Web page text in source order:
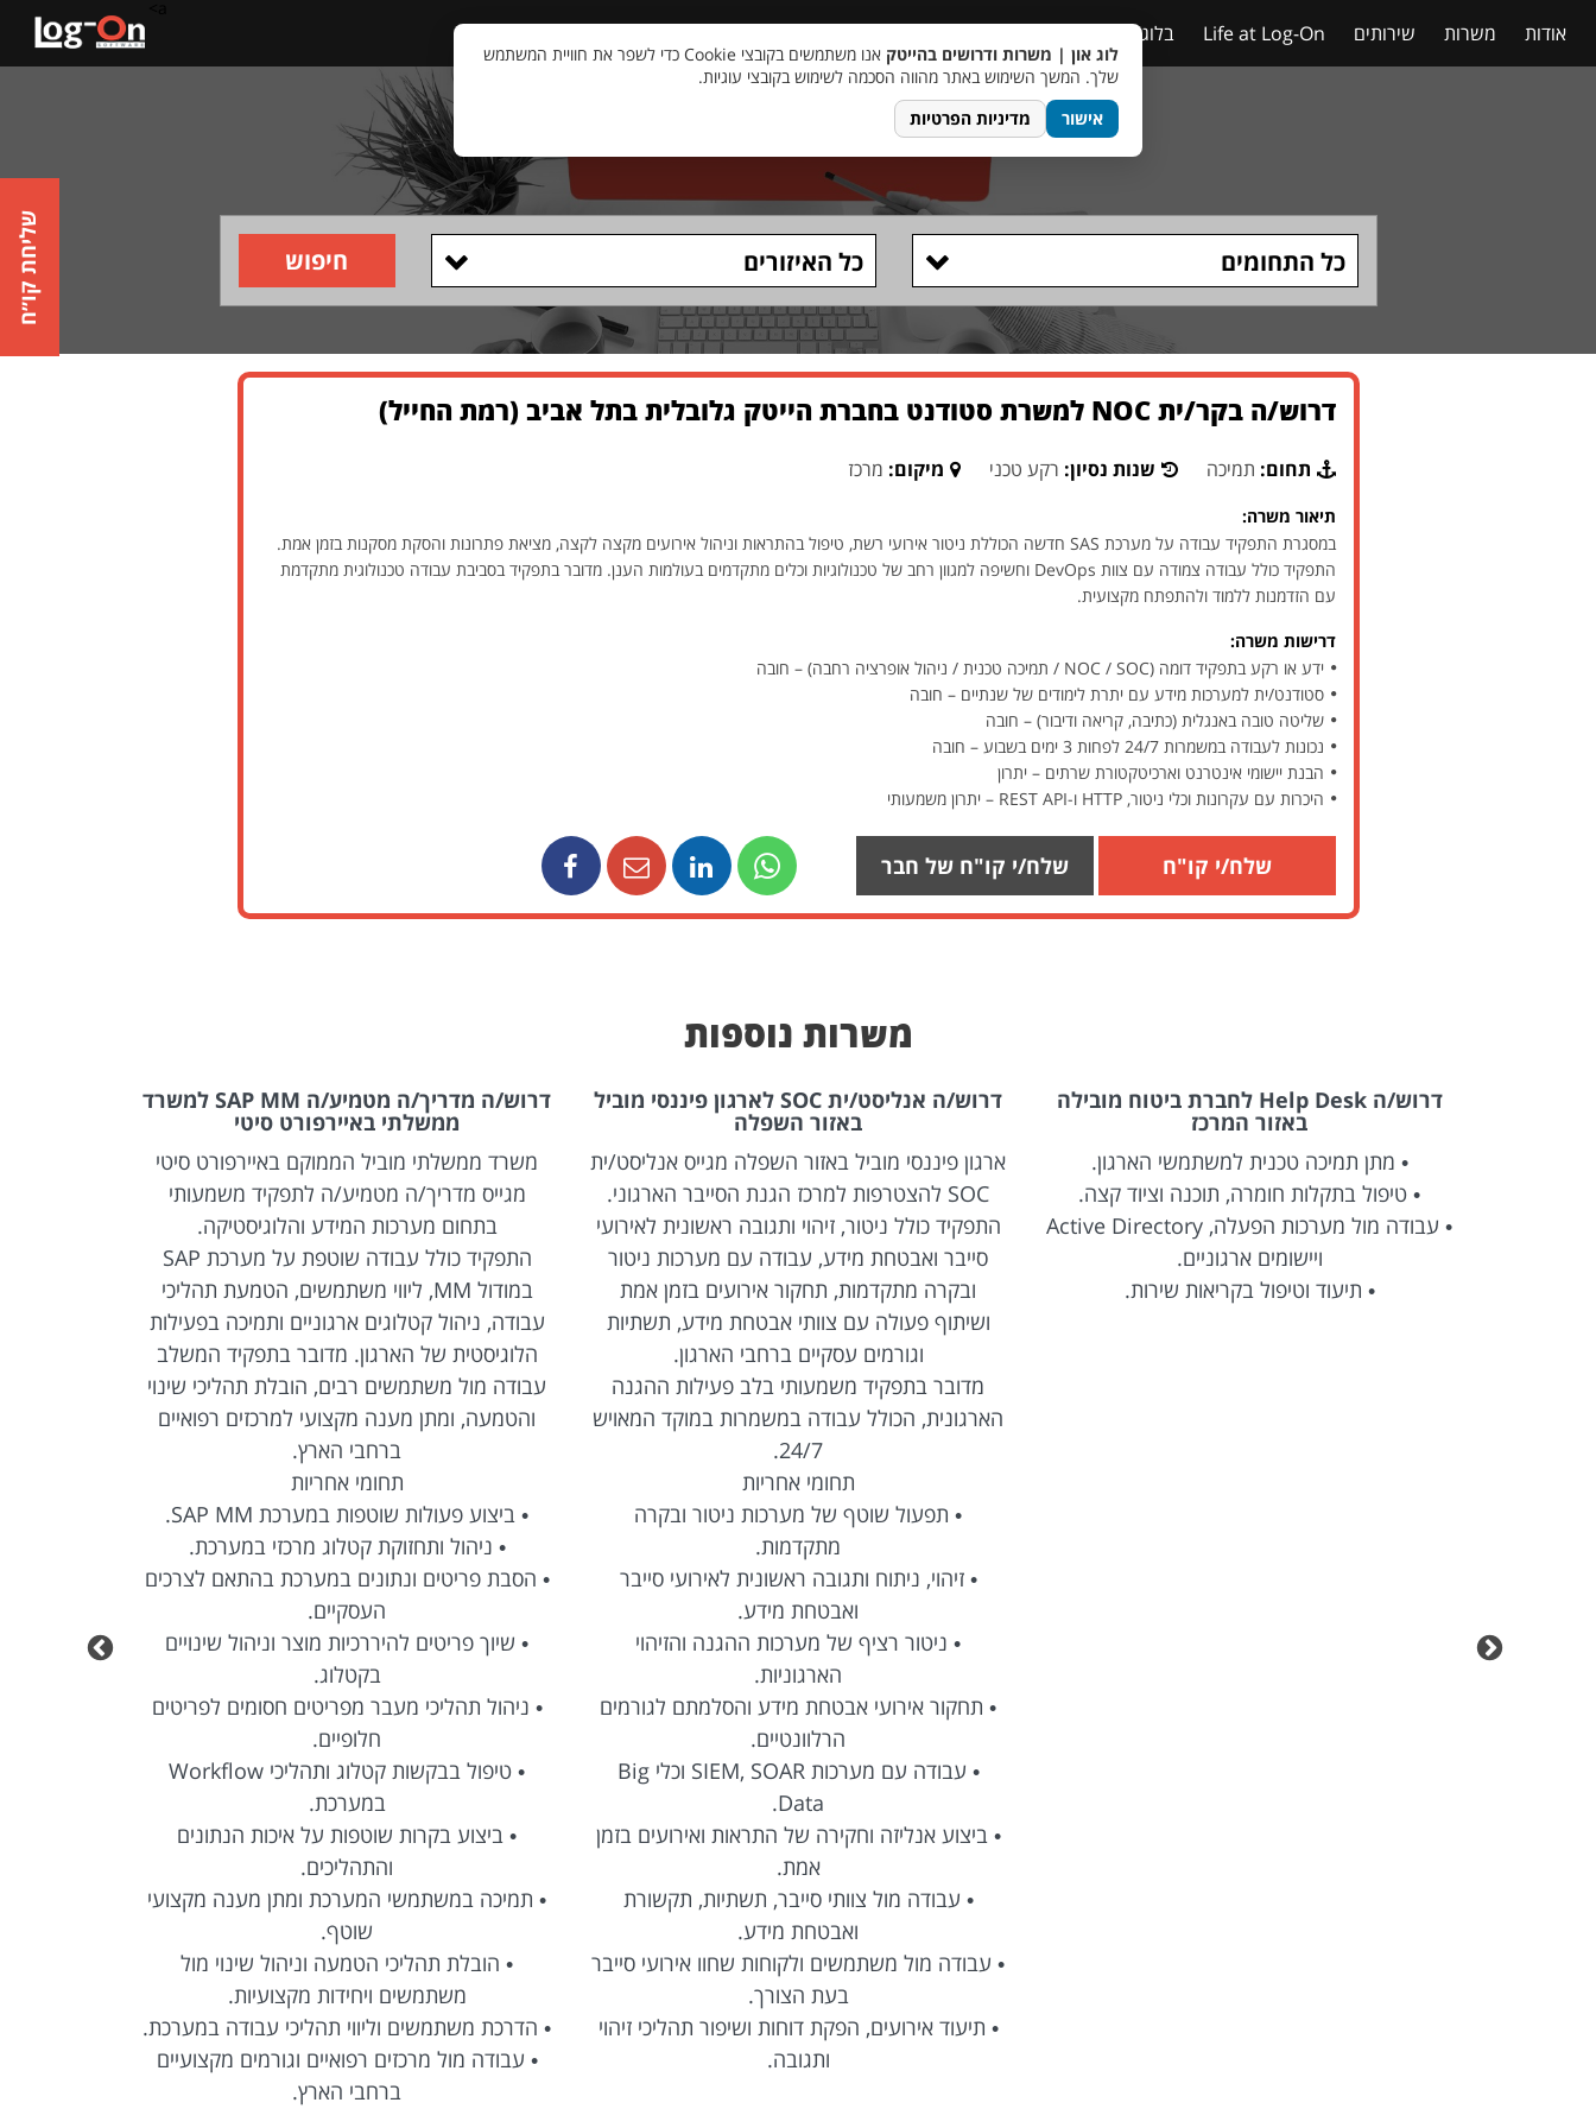
אודות משרות שירותים Life at Log-On בלוג
כל התחומים כל האיזורים חיפוש
דרוש/ה בקר/ית NOC למשרת סטודנט בחברת הייטק גלובלית בתל אביב (רמת החייל)
תחום: תמיכה שנות נסיון: רקע טכני מיקום: מרכז
תיאור משרה:
במסגרת התפקיד עבודה על מערכת SAS חדשה הכוללת ניטור אירועי רשת, טיפול בהתראות וניהול אירועים מקצה לקצה, מציאת פתרונות והסקת מסקנות בזמן אמת.
התפקיד כולל עבודה צמודה עם צוות DevOps וחשיפה למגוון רחב של טכנולוגיות וכלים מתקדמים בעולמות הענן. מדובר בתפקיד בסביבת עבודה טכנולוגית מתקדמת
עם הזדמנות ללמוד ולהתפתח מקצועית.
דרישות משרה:
ידע או רקע בתפקיד דומה (NOC / SOC / תמיכה טכנית / ניהול אופרציה רחבה) – חובה
סטודנט/ית למערכות מידע עם יתרת לימודים של שנתיים – חובה
שליטה טובה באנגלית (כתיבה, קריאה ודיבור) – חובה
נכונות לעבודה במשמרות 24/7 לפחות 3 ימים בשבוע – חובה
הבנת יישומי אינטרנט וארכיטקטורת שרתים – יתרון
היכרות עם עקרונות וכלי ניטור, HTTP ו-REST API – יתרון משמעותי
שלח/י קו"ח שלח/י קו"ח של חבר
משרות נוספות
דרוש/ה Help Desk לחברת ביטוח מובילה
באזור המרכז
• מתן תמיכה טכנית למשתמשי הארגון.
• טיפול בתקלות חומרה, תוכנה וציוד קצה.
• עבודה מול מערכות הפעלה, Active Directory
ויישומים ארגוניים.
• תיעוד וטיפול בקריאות שירות.
דרוש/ה אנליסט/ית SOC לארגון פיננסי מוביל
באזור השפלה
ארגון פיננסי מוביל באזור השפלה מגייס אנליסט/ית
SOC להצטרפות למרכז הגנת הסייבר הארגוני.
התפקיד כולל ניטור, זיהוי ותגובה ראשונית לאירועי
סייבר ואבטחת מידע, עבודה עם מערכות ניטור
ובקרה מתקדמות, תחקור אירועים בזמן אמת
ושיתוף פעולה עם צוותי אבטחת מידע, תשתיות
וגורמים עסקיים ברחבי הארגון.
מדובר בתפקיד משמעותי בלב פעילות ההגנה
הארגונית, הכולל עבודה במשמרות במוקד המאויש
24/7.
תחומי אחריות
• תפעול שוטף של מערכות ניטור ובקרה
מתקדמות.
• זיהוי, ניתוח ותגובה ראשונית לאירועי סייבר
ואבטחת מידע.
• ניטור רציף של מערכות ההגנה והזיהוי
הארגוניות.
• תחקור אירועי אבטחת מידע והסלמתם לגורמים
הרלוונטיים.
• עבודה עם מערכות SIEM, SOAR וכלי Big
Data.
• ביצוע אנליזה וחקירה של התראות ואירועים בזמן
אמת.
• עבודה מול צוותי סייבר, תשתיות, תקשורת
ואבטחת מידע.
• עבודה מול משתמשים ולקוחות שחוו אירועי סייבר
בעת הצורך.
• תיעוד אירועים, הפקת דוחות ושיפור תהליכי זיהוי
ותגובה.
דרוש/ה מדריך/ה מטמיע/ה SAP MM למשרד
ממשלתי באיירפורט סיטי
משרד ממשלתי מוביל הממוקם באיירפורט סיטי
מגייס מדריך/ה מטמיע/ה לתפקיד משמעותי
בתחום מערכות המידע והלוגיסטיקה.
התפקיד כולל עבודה שוטפת על מערכת SAP
במודול MM, ליווי משתמשים, הטמעת תהליכי
עבודה, ניהול קטלוגים ארגוניים ותמיכה בפעילות
הלוגיסטית של הארגון. מדובר בתפקיד המשלב
עבודה מול משתמשים רבים, הובלת תהליכי שינוי
והטמעה, ומתן מענה מקצועי למרכזים רפואיים
ברחבי הארץ.
תחומי אחריות
• ביצוע פעולות שוטפות במערכת SAP MM.
• ניהול ותחזוקת קטלוג מרכזי במערכת.
• הסבת פריטים ונתונים במערכת בהתאם לצרכים
העסקיים.
• שיוך פריטים להיררכיות מוצר וניהול שינויים
בקטלוג.
• ניהול תהליכי מעבר מפריטים חסומים לפריטים
חלופיים.
• טיפול בבקשות קטלוג ותהליכי Workflow
במערכת.
• ביצוע בקרות שוטפות על איכות הנתונים
והתהליכים.
• תמיכה במשתמשי המערכת ומתן מענה מקצועי
שוטף.
• הובלת תהליכי הטמעה וניהול שינוי מול
משתמשים ויחידות מקצועיות.
• הדרכת משתמשים וליווי תהליכי עבודה במערכת.
• עבודה מול מרכזים רפואיים וגורמים מקצועיים
ברחבי הארץ.
לוג און | משרות ודרושים בהייטק
אנו משתמשים בקובצי Cookie כדי לשפר את חוויית המשתמש
שלך. המשך השימוש באתר מהווה הסכמה לשימוש בקובצי עוגיות.
אישור
מדיניות הפרטיות
שליחת קו״ח